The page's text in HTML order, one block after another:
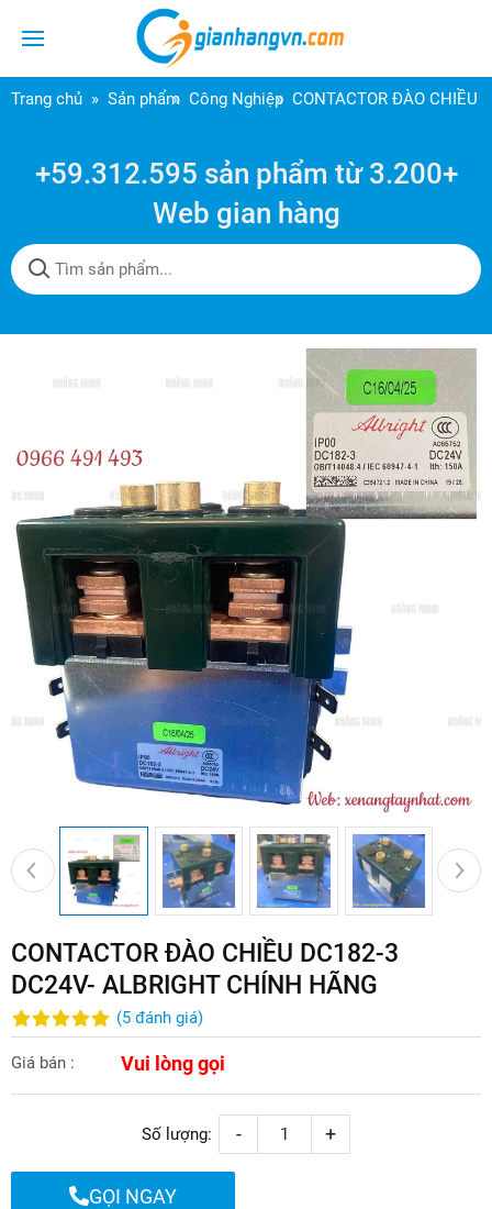
Trang chủ Sản phẩm Công Nghiệp CONTACTOR ĐÀO CHIỀU
+59.312.595 sản phẩm từ 3.200+
Web gian hàng
CONTACTOR ĐÀO CHIỀU DC182-3
DC24V- ALBRIGHT CHÍNH HÃNG
(5 đánh giá)
Giá bán : Vui lòng gọi
Số lượng: - +
GỌI NGAY